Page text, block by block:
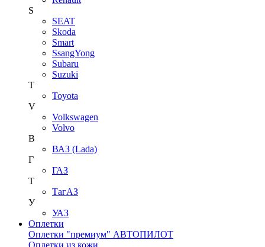
S
SEAT
Skoda
Smart
SsangYong
Subaru
Suzuki
T
Toyota
V
Volkswagen
Volvo
В
ВАЗ (Lada)
Г
ГАЗ
Т
ТагАЗ
У
УАЗ
Оплетки
Оплетки "премиум" АВТОПИЛОТ
Оплетки из кожи